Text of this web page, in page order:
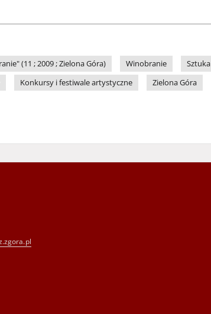
(11 ; 2009 ; Zielona Góra)
Winobranie
Sztuka
Konkursy i festiwale artystyczne
Zielona Góra